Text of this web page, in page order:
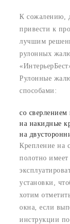
К сожалению,
привести к
лучшим
рулонных
Рулонные
способами:
со сверлением
на накидные
на
Крепление на
полотно имеет
установки,
хотим
окна, если
инструкции по